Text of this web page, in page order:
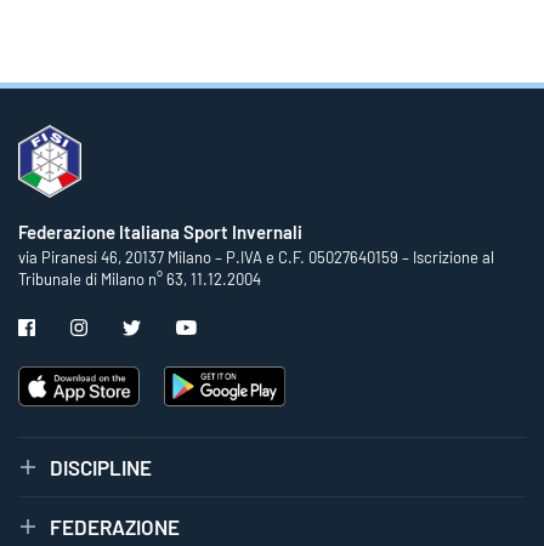
Federazione Italiana Sport Invernali
via Piranesi 46, 20137 Milano – P.IVA e C.F. 05027640159 – Iscrizione al
Tribunale di Milano n° 63, 11.12.2004
DISCIPLINE
FEDERAZIONE